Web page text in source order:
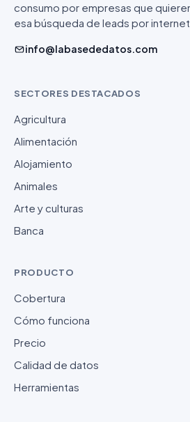
consumo por empresas que
esa búsqueda de leads por internet.
info@labasededatos.com
SECTORES DESTACADOS
Agricultura
Alimentación
Alojamiento
Animales
Arte y culturas
Banca
PRODUCTO
Cobertura
Cómo funciona
Precio
Calidad de datos
Herramientas